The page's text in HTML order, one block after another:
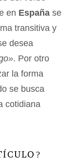
en España se
transitiva y
desea
. Por otro
la forma
se busca
cotidiana
?